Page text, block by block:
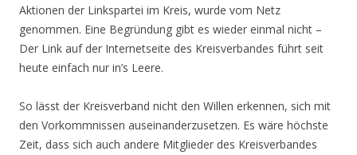
Aktionen der Linkspartei im Kreis, wurde vom Netz
genommen. Eine Begründung gibt es wieder einmal nicht –
Der Link auf der Internetseite des Kreisverbandes führt seit
heute einfach nur in’s Leere.
So lässt der Kreisverband nicht den Willen erkennen, sich mit
den Vorkommnissen auseinanderzusetzen. Es wäre höchste
Zeit, dass sich auch andere Mitglieder des Kreisverbandes